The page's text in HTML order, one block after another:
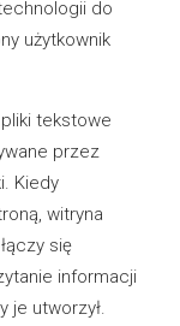
do
użytkownik
tekstowe
przez
Kiedy
witryna
się
informacji
je utworzył.